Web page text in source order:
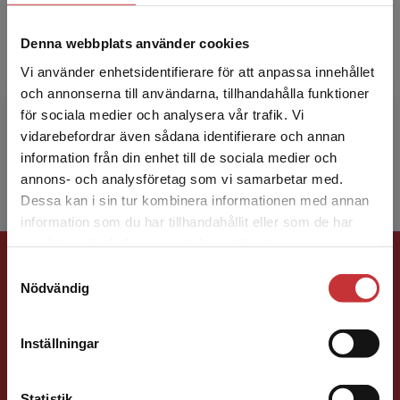
Denna webbplats använder cookies
Vi använder enhetsidentifierare för att anpassa innehållet
och annonserna till användarna, tillhandahålla funktioner
för sociala medier och analysera vår trafik. Vi
vidarebefordrar även sådana identifierare och annan
information från din enhet till de sociala medier och
annons- och analysföretag som vi samarbetar med.
Dessa kan i sin tur kombinera informationen med annan
information som du har tillhandahållit eller som de har
Nödvändig
Inställningar
Begränsad fraktregion
Det verkar som att du besöker
studentlitteratur.se via en enhet utanför Sverige.
Vi erbjuder inte leveranser utanför Sverige. För
att kunna slutföra ett köp måste
Linde Lindkvist
Linde Lindkvist arbetar som utredare vid
Institutet för mänskliga rättigheter. Han gjorde
sin grund- och forskarutbildning i barnrätt vid
Lunds uni...
Förlagskontakt